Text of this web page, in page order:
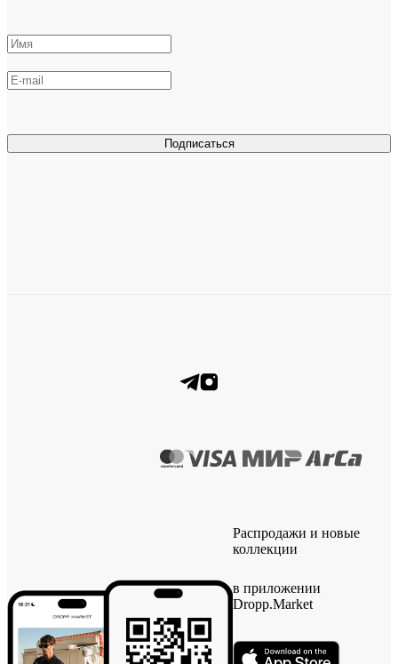
Подписаться
Распродажи и новые
коллекции
в приложении
Dropp.Market